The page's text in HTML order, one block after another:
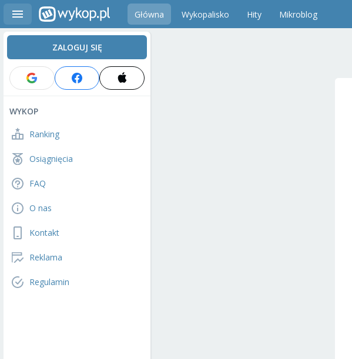
Główna Wykopalisko Hity Mikroblog
ZALOGUJ SIĘ
WYKOP
Ranking
Osiągnięcia
FAQ
O nas
Kontakt
Reklama
Regulamin